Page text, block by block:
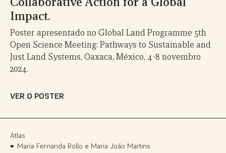
Impact.
Poster apresentado no Global Land Programme 5th
Open Science Meeting: Pathways to Sustainable and
Just Land Systems, Oaxaca, México, 4-8 novembro
2024.
VER O POSTER
Atlas
Maria Fernanda Rollo e Maria João Martins